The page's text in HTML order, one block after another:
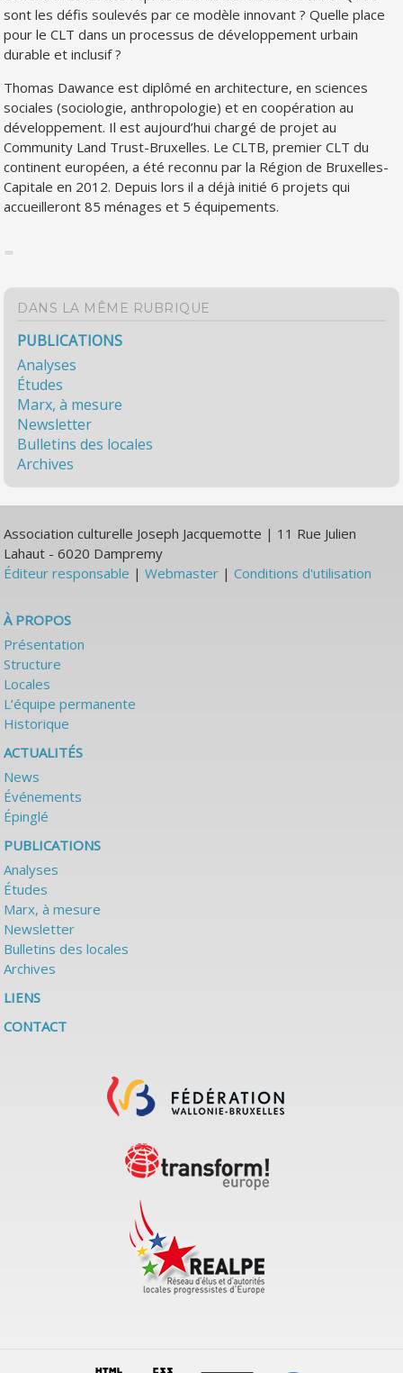
sont les défis soulevés par ce modèle innovant ? Quelle place
pour le CLT dans un processus de développement urbain
durable et inclusif ?
Thomas Dawance est diplômé en architecture, en sciences
sociales (sociologie, anthropologie) et en coopération au
développement. Il est aujourd’hui chargé de projet au
Community Land Trust-Bruxelles. Le CLTB, premier CLT du
continent européen, a été reconnu par la Région de Bruxelles-
Capitale en 2012. Depuis lors il a déjà initié 6 projets qui
accueilleront 85 ménages et 5 équipements.
DANS LA MÊME RUBRIQUE
PUBLICATIONS
Analyses
Études
Marx, à mesure
Newsletter
Bulletins des locales
Archives
Association culturelle Joseph Jacquemotte | 11 Rue Julien
Lahaut - 6020 Dampremy
Éditeur responsable |Webmaster |Conditions d'utilisation
À PROPOS
Présentation
Structure
Locales
L’équipe permanente
Historique
ACTUALITÉS
News
Événements
Épinglé
PUBLICATIONS
Analyses
Études
Marx, à mesure
Newsletter
Bulletins des locales
Archives
LIENS
CONTACT